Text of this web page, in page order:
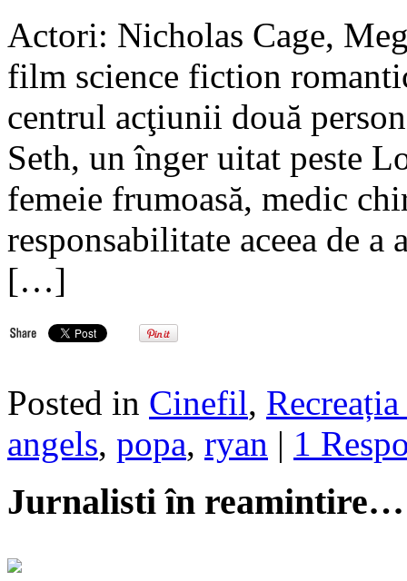
Actori: Nicholas Cage,
film science fiction
centrul acţiunii două
Seth, un înger uitat peste
femeie frumoasă, medic
responsabilitate aceea de a
[…]
Posted in Cinefil,
angels, popa, ryan | 1
Jurnalisti în reamintire…